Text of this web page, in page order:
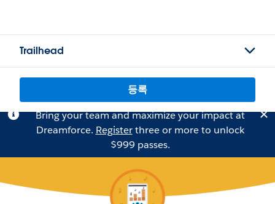
Trailhead
등록
Bring your team and maximize your impact at
Dreamforce. Registerthree or more to unlock
$999 passes.